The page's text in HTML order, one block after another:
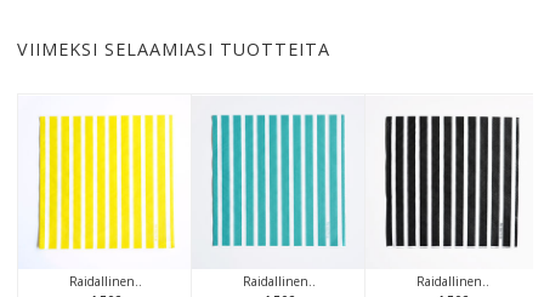
VIIMEKSI SELAAMIASI TUOTTEITA
Raidallinen..
Raidallinen..
Raidallinen..